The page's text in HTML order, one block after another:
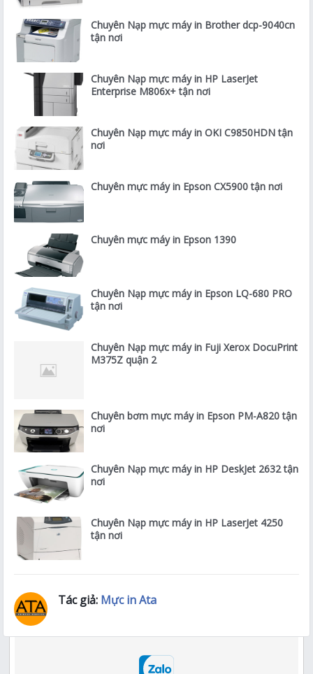
Chuyên Nạp mực máy in Brother dcp-9040cn
tận nơi
Chuyên Nạp mực máy in HP LaserJet
Enterprise M806x+ tận nơi
Chuyên Nạp mực máy in OKI C9850HDN tận
nơi
Chuyên mực máy in Epson CX5900 tận nơi
Chuyên mực máy in Epson 1390
Chuyên Nạp mực máy in Epson LQ-680 PRO
tận nơi
Chuyên Nạp mực máy in Fuji Xerox DocuPrint
M375Z quận 2
Chuyên bơm mực máy in Epson PM-A820 tận
nơi
Chuyên Nạp mực máy in HP DeskJet 2632 tận
nơi
Chuyên Nạp mực máy in HP LaserJet 4250
tận nơi
Tác giả: Mực in Ata